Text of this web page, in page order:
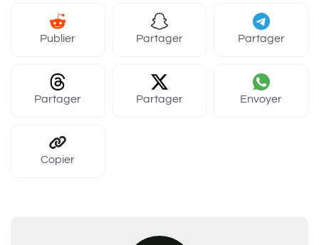
Publier Partager Partager
Partager Partager Envoyer
Copier